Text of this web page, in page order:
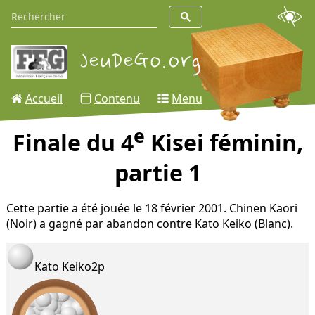
Accueil Contenu Menu
Finale du 4e Kisei féminin,
partie 1
Cette partie a été jouée le 18 février 2001. Chinen Kaori
(Noir) a gagné par abandon contre Kato Keiko (Blanc).
Kato Keiko2p